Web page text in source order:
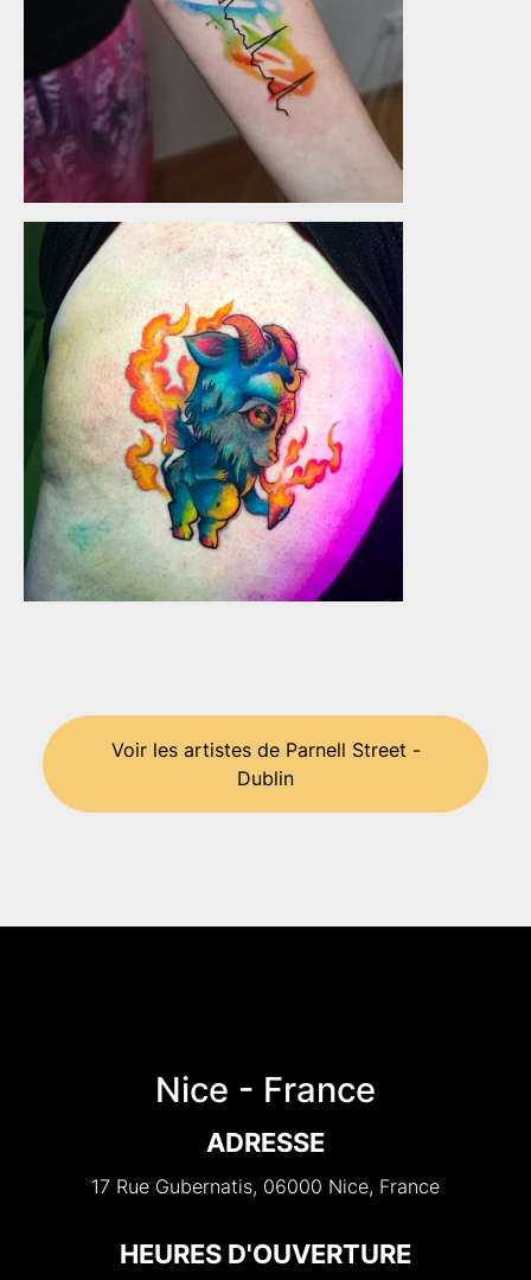
Voir les artistes de Parnell Street -
Dublin
Nice - France
ADRESSE
17 Rue Gubernatis, 06000 Nice, France
HEURES D'OUVERTURE